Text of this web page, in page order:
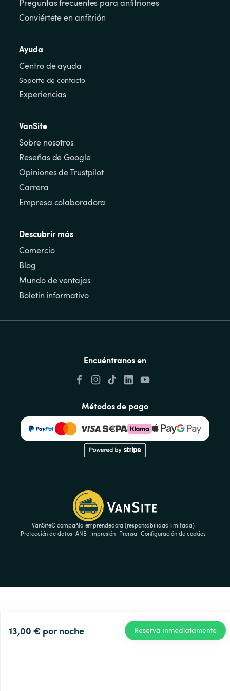
13,00 € por noche Reserva inmediatamente
Preguntas frecuentes para anfitriones
Conviértete en anfitrión
Ayuda
Centro de ayuda
Soporte de contacto
Experiencias
VanSite
Sobre nosotros
Reseñas de Google
Opiniones de Trustpilot
Carrera
Empresa colaboradora
Descubrir más
Comercio
Blog
Mundo de ventajas
Boletin informativo
Encuéntranos en
Métodos de pago
VanSite© compañía emprendedora (responsabilidad limitada)
Protección de datos ANB Impresión Prensa Configuración de cookies